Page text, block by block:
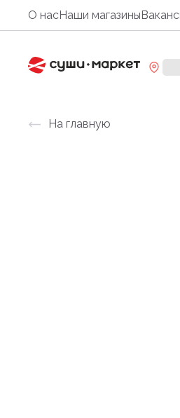
О насНаши магазины
На главную